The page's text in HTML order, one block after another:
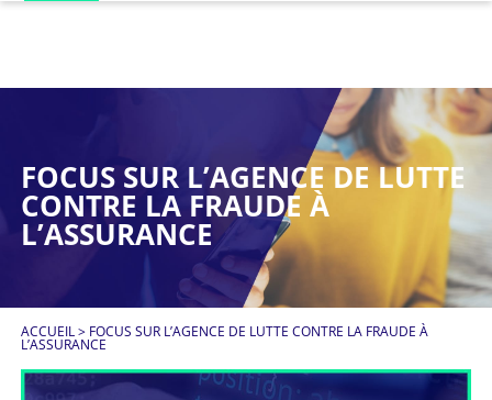
FOCUS SUR L’AGENCE DE LUTTE
CONTRE LA FRAUDE À
L’ASSURANCE
ACCUEIL> FOCUS SUR L’AGENCE DE LUTTE CONTRE LA FRAUDE À
L’ASSURANCE